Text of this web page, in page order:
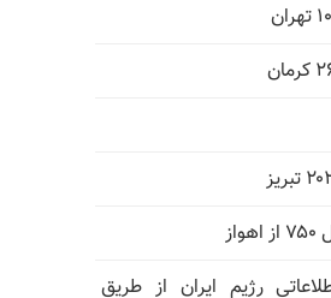
رژیم ایران از طریق